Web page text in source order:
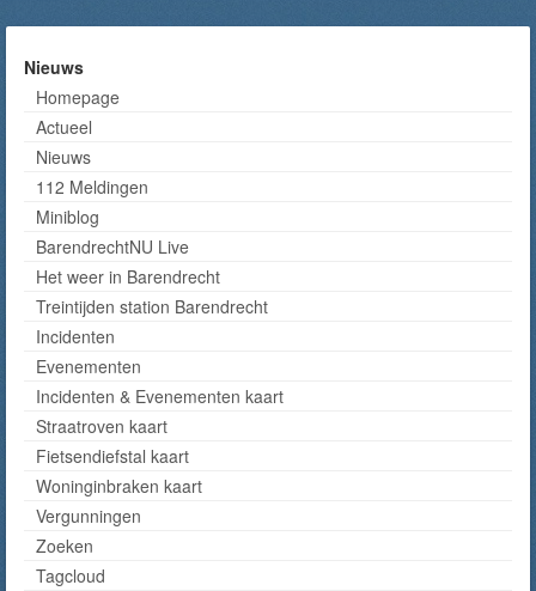
Nieuws
Homepage
Actueel
Nieuws
112 Meldingen
Miniblog
BarendrechtNU Live
Het weer in Barendrecht
Treintijden station Barendrecht
Incidenten
Evenementen
Incidenten & Evenementen kaart
Straatroven kaart
Fietsendiefstal kaart
Woninginbraken kaart
Vergunningen
Zoeken
Tagcloud